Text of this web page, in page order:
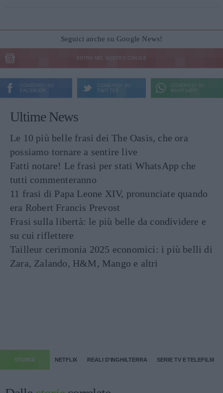
Seguici anche su Google News!
ENTRA NEL NOSTRO CANALE
CONDIVIDI SU
FACEBOOK
CONDIVIDI SU
TWITTER
CONDIVIDI SU
WHATSAPP
Ultime News
Le 10 più belle frasi dei The Oasis, che ora
possiamo tornare a sentire live
Fatti notare! Le frasi per stati WhatsApp che
tutti commenteranno
11 frasi di Papa Leone XIV, pronunciate quando
era Robert Francis Prevost
Frasi sulla libertà: le più belle da condividere e
su cui riflettere
Tailleur cerimonia 2025 economici: i più belli di
Zara, Zalando, H&M, Mango e altri
STORIA NETFLIX REALI D'INGHILTERRA SERIE TV E TELEFILM